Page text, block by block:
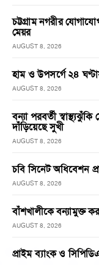
চট্টগ্রাম নগরীর
মেয়র
AUGUST 8, 2026
হাম ও উপসর্গে ২৪
AUGUST 8, 2026
বন্যা পরবর্তী
দাঁড়িয়েছে সুখী
AUGUST 8, 2026
চবি সিনেট অধিবেশন
AUGUST 8, 2026
বাঁশখালীকে বন্যামুক্ত করা
AUGUST 8, 2026
প্রাইম ব্যাংক ও